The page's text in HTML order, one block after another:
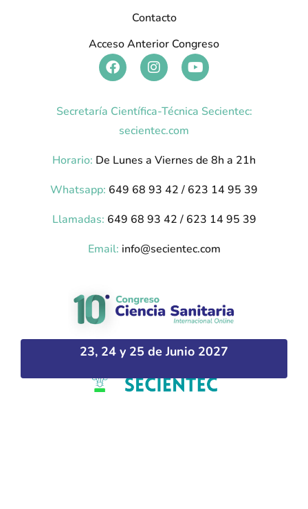
Contacto
Acceso Anterior Congreso
Secretaría Científica-Técnica Secientec:
secientec.com
Horario: De Lunes a Viernes de 8h a 21h
Whatsapp: 649 68 93 42 / 623 14 95 39
Llamadas: 649 68 93 42 / 623 14 95 39
Email: info@secientec.com
23, 24 y 25 de Junio 2027